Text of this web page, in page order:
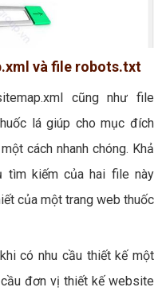
và file robots.txt
cũng như file
lá giúp cho mục đích
cách nhanh chóng. Khả
tìm kiếm của hai file này
của một trang web thuốc
có nhu cầu thiết kế một
đơn vị thiết kế website